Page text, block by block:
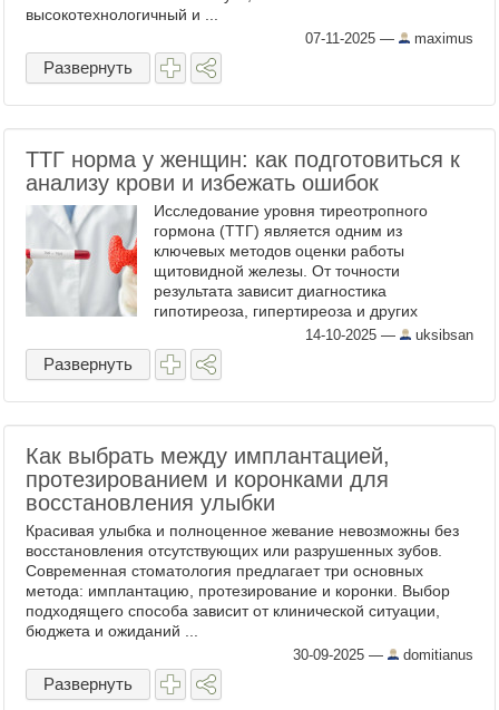
высокотехнологичный и ...
07-11-2025 — maximus
Развернуть
ТТГ норма у женщин: как подготовиться к
анализу крови и избежать ошибок
Исследование уровня тиреотропного
гормона (ТТГ) является одним из
ключевых методов оценки работы
щитовидной железы. От точности
результата зависит диагностика
гипотиреоза, гипертиреоза и других
эндокринных нарушений. Однако даже
небольшие ошибки в подготовке могут
исказить показатели, ...
14-10-2025 — uksibsan
Развернуть
Как выбрать между имплантацией,
протезированием и коронками для
восстановления улыбки
Красивая улыбка и полноценное жевание невозможны без
восстановления отсутствующих или разрушенных зубов.
Современная стоматология предлагает три основных
метода: имплантацию, протезирование и коронки. Выбор
подходящего способа зависит от клинической ситуации,
бюджета и ожиданий ...
30-09-2025 — domitianus
Развернуть